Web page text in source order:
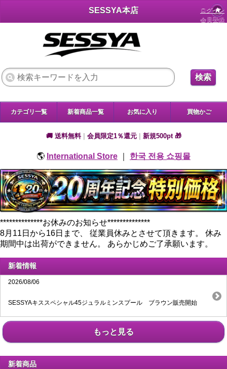
SESSYA本店
ログイン
会員登録
検索
カテゴリ一覧 新着商品一覧 お気に入り 買物かご
🚚 送料無料 会員限定1％還元 新規500pt 🎁
🌎 International Store 한국 전용 쇼핑몰
**************お休みのお知らせ**************
8月11日から16日まで、 従業員休みとさせて頂きます。 休み
期間中は出荷ができません。 あらかじめご了承願います。
新着情報
2026/08/06
SESSYAキススペシャル45ジュラルミンスプール ブラウン販売開始
もっと見る
新着商品